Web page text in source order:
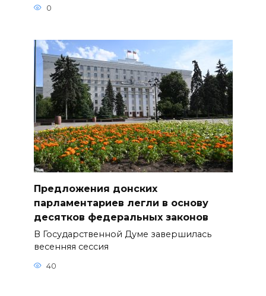
0
Предложения донских
парламентариев легли в основу
десятков федеральных законов
В Государственной Думе завершилась
весенняя сессия
40